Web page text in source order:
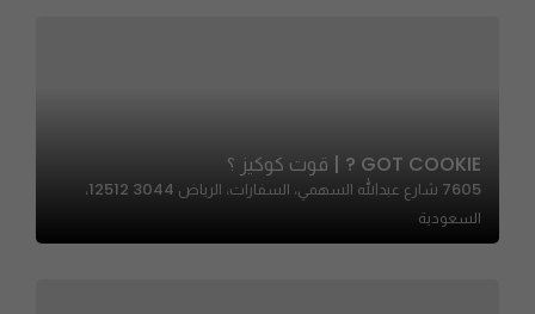
GOT COOKIE ? | قوت كوكيز ؟
7605 شارع عبدالله السهمي، السفارات، الرياض 12512 3044،
السعودية